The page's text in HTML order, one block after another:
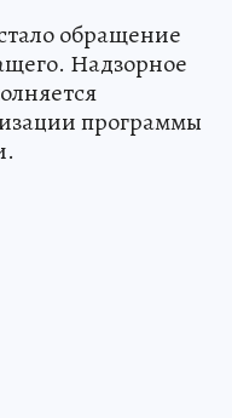
обращение
Надзорное
программы